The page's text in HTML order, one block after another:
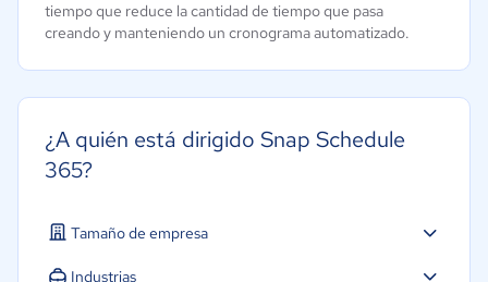
tiempo que reduce la cantidad de tiempo que pasa
creando y manteniendo un cronograma automatizado.
¿A quién está dirigido Snap Schedule
365?
Tamaño de empresa
Industrias